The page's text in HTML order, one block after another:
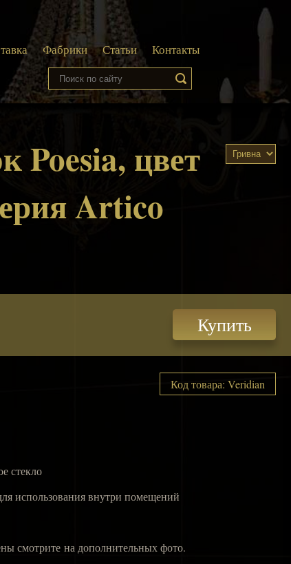
Фабрики Статьи Контакты
Poesia, цвет
Artico
Купить
Код товара: Veridian
стекло
использования внутри помещений
смотрите на дополнительных фото.